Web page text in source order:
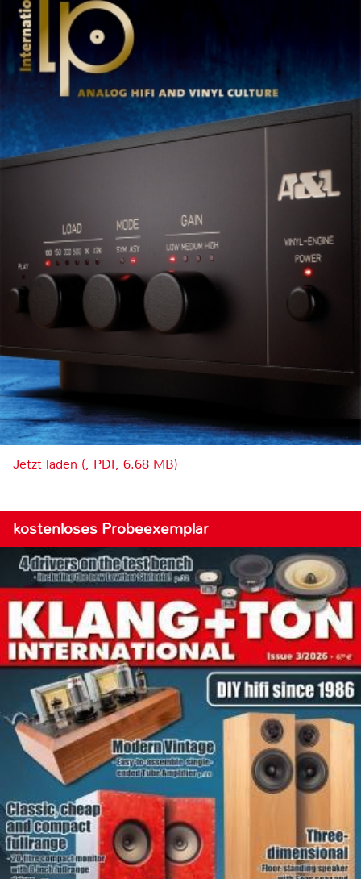
Jetzt laden (, PDF, 6.68 MB)
kostenloses Probeexemplar